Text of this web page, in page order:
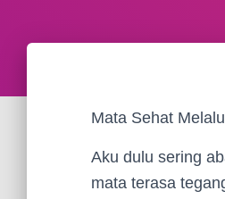
Mata Sehat
Aku dulu sering
mata terasa